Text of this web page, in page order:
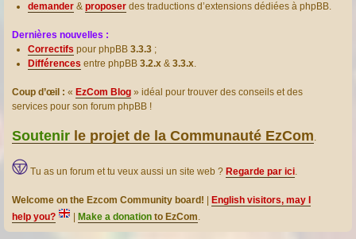
demander & proposer des traductions d’extensions dédiées à phpBB.
Dernières nouvelles :
Correctifs pour phpBB 3.3.3 ;
Différences entre phpBB 3.2.x & 3.3.x.
Coup d’œil : « EzCom Blog » idéal pour trouver des conseils et des
services pour son forum phpBB !
Soutenir le projet de la Communauté EzCom.
Tu as un forum et tu veux aussi un site web ? Regarde par ici.
Welcome on the Ezcom Community board!
English visitors, may I
help you?
Make a donation to EzCom.